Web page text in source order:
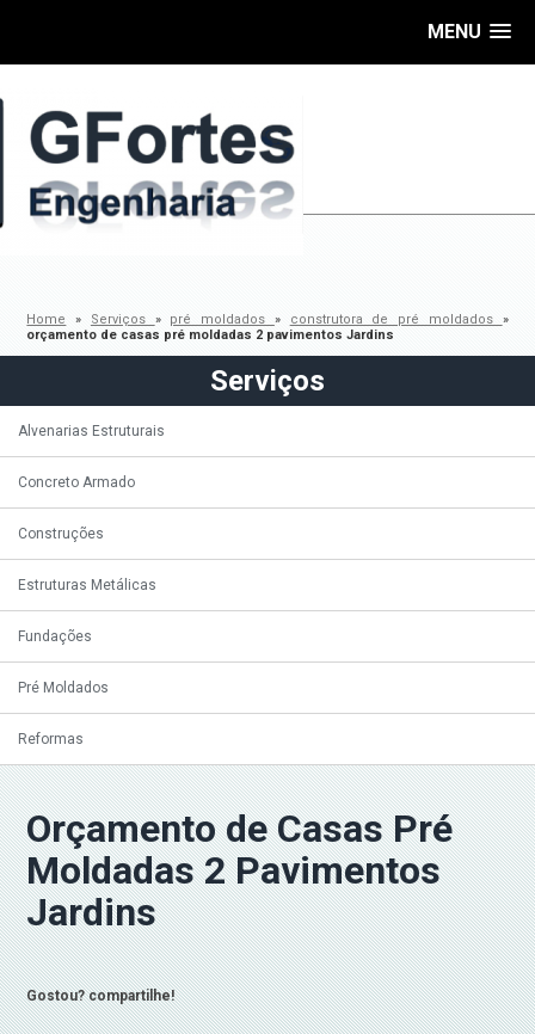
MENU
Home » Serviços » pré moldados » construtora de pré moldados »
orçamento de casas pré moldadas 2 pavimentos Jardins
Serviços
Alvenarias Estruturais
Concreto Armado
Construções
Estruturas Metálicas
Fundações
Pré Moldados
Reformas
Orçamento de Casas Pré
Moldadas 2 Pavimentos
Jardins
Gostou? compartilhe!